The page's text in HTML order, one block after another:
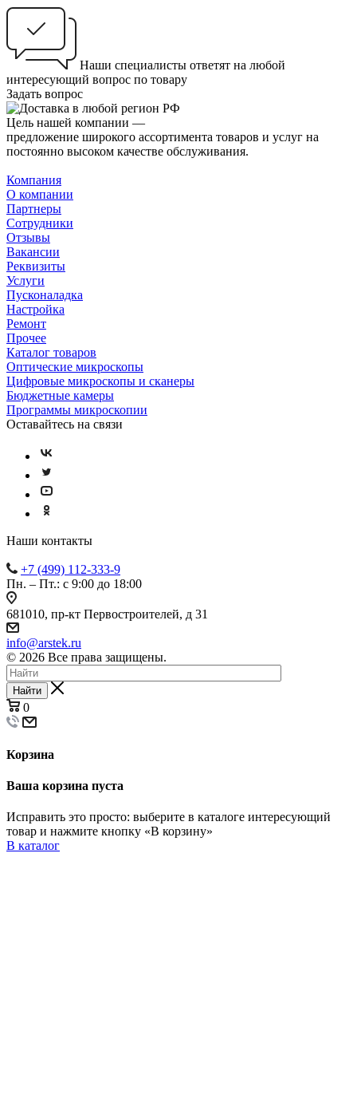
Наши специалисты ответят на любой
интересующий вопрос по товару
Задать вопрос
Цель нашей компании —
предложение широкого ассортимента товаров и услуг на
постоянно высоком качестве обслуживания.
Компания
О компании
Партнеры
Сотрудники
Отзывы
Вакансии
Реквизиты
Услуги
Пусконаладка
Настройка
Ремонт
Прочее
Каталог товаров
Оптические микроскопы
Цифровые микроскопы и сканеры
Бюджетные камеры
Программы микроскопии
Оставайтесь на связи
Наши контакты
+7 (499) 112-333-9
Пн. – Пт.: с 9:00 до 18:00
681010, пр-кт Первостроителей, д 31
info@arstek.ru
© 2026 Все права защищены.
Найти
0
Корзина
Ваша корзина пуста
Исправить это просто: выберите в каталоге интересующий
товар и нажмите кнопку «В корзину»
В каталог